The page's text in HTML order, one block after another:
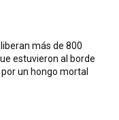
más de 800
estuvieron al borde
un hongo mortal